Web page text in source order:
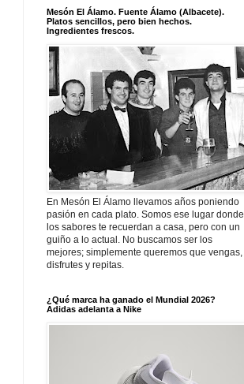
Mesón El Álamo. Fuente Álamo (Albacete).
Platos sencillos, pero bien hechos.
Ingredientes frescos.
En Mesón El Álamo llevamos años poniendo
pasión en cada plato. Somos ese lugar donde
los sabores te recuerdan a casa, pero con un
guiño a lo actual. No buscamos ser los
mejores; simplemente queremos que vengas,
disfrutes y repitas.
¿Qué marca ha ganado el Mundial 2026?
Adidas adelanta a Nike